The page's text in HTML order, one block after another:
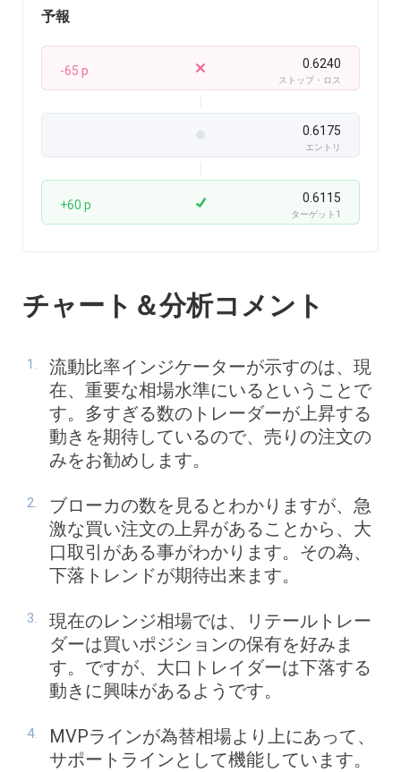
予報
-65 p 0.6240
ストップ・ロス
0.6175
エントリ
+60 p 0.6115
ターゲット1
チャート＆分析コメント
流動比率インジケーターが示すのは、現
在、重要な相場水準にいるということで
す。多すぎる数のトレーダーが上昇する
動きを期待しているので、売りの注文の
みをお勧めします。
ブローカの数を見るとわかりますが、急
激な買い注文の上昇があることから、大
口取引がある事がわかります。その為、
下落トレンドが期待出来ます。
現在のレンジ相場では、リテールトレー
ダーは買いポジションの保有を好みま
す。ですが、大口トレイダーは下落する
動きに興味があるようです。
MVPラインが為替相場より上にあって、
サポートラインとして機能しています。